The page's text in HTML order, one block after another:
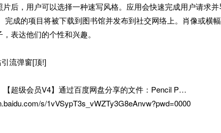
后，用户可以选择一种速写风格。应用会快速完成用户请求并
完成的项目将被下载到图书馆并发布到社交网络上。肖像或横
表达他们的个性和兴趣。
流弹窗[顶!]
【超级会员V4】通过百度网盘分享的文件：Pencil P…
s/1vVSypT3s_vWZTy3G8eAnvw?pwd=0000